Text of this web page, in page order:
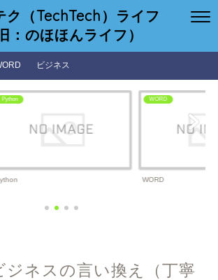
ク（TechTech）ライフ
：のほほんライフ）
ビジネス
WORD ビジネス
ビジネス
ジネスの言い換え（丁寧